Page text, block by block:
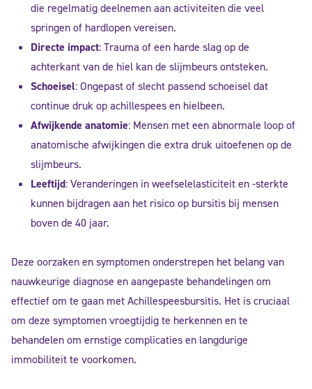
die regelmatig deelnemen aan activiteiten die veel
springen of hardlopen vereisen.
Directe impact: Trauma of een harde slag op de
achterkant van de hiel kan de slijmbeurs ontsteken.
Schoeisel: Ongepast of slecht passend schoeisel dat
continue druk op achillespees en hielbeen.
Afwijkende anatomie: Mensen met een abnormale loop of
anatomische afwijkingen die extra druk uitoefenen op de
slijmbeurs.
Leeftijd: Veranderingen in weefselelasticiteit en -sterkte
kunnen bijdragen aan het risico op bursitis bij mensen
boven de 40 jaar.
Deze oorzaken en symptomen onderstrepen het belang van
nauwkeurige diagnose en aangepaste behandelingen om
effectief om te gaan met Achillespeesbursitis. Het is cruciaal
om deze symptomen vroegtijdig te herkennen en te
behandelen om ernstige complicaties en langdurige
immobiliteit te voorkomen.